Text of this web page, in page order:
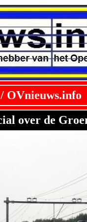
OVnieuws.info
over de